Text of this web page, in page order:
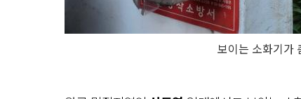
보이는 소화기가